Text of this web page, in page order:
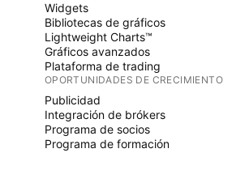
Widgets
Bibliotecas de gráficos
Lightweight Charts™
Gráficos avanzados
Plataforma de trading
OPORTUNIDADES DE CRECIMIENTO
Publicidad
Integración de brókers
Programa de socios
Programa de formación